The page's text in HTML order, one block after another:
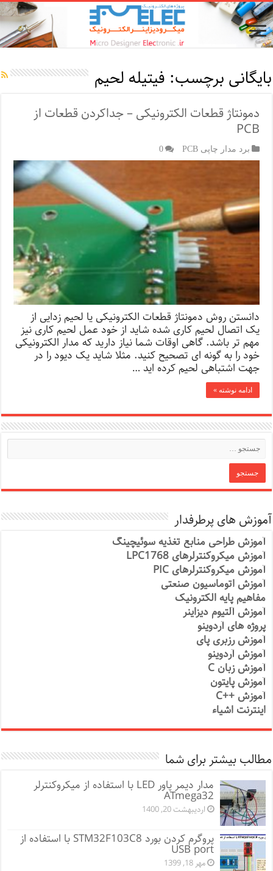
بایگانی برچسب: فیتیله لحیم
دمونتاژ قطعات الکترونیکی – جداکردن قطعات از
PCB
برد مدار چاپی PCB 0
دانستن روش دمونتاژ قطعات الکترونیکی یا لحیم زدایی از
یک اتصال لحیم کاری شده شاید از خود عمل لحیم کاری نیز
مهم تر باشد. گاهی اوقات شما نیاز دارید که مدار الکترونیکی
خود را به گونه ای تصحیح کنید. مثلا شاید یک دیود را در
جهت اشتباهی لحیم کرده اید …
ادامه نوشته »
آموزش های پرطرفدار
آموزش طراحی منابع تغذیه سوئیچینگ
آموزش میکروکنترلرهای LPC1768
آموزش میکروکنترلرهای PIC
آموزش اتوماسیون صنعتی
مفاهیم پایه الکترونیک
آموزش آلتیوم دیزاینر
پروژه های آردوینو
آموزش رزبری پای
آموزش آردوینو
آموزش زبان C
آموزش پایتون
آموزش ++C
اینترنت اشیاء
مطالب بیشتر برای شما
مدار دیمر پاور LED با استفاده از میکروکنترلر
ATmega32
اردیبهشت 20, 1400
پروگرم کردن بورد STM32F103C8 با استفاده از
USB port
مهر 18, 1399